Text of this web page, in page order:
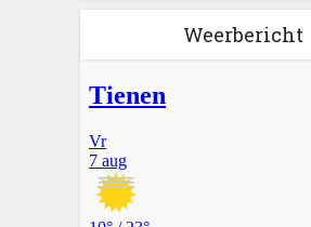
Weerbericht